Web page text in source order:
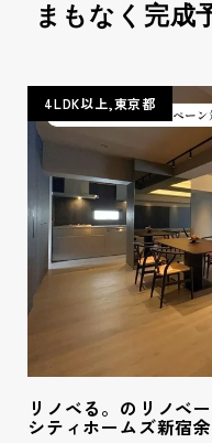
まもなく完成
4LDK以上,東京都
リノベる。のリノベ
シティホームズ新宿